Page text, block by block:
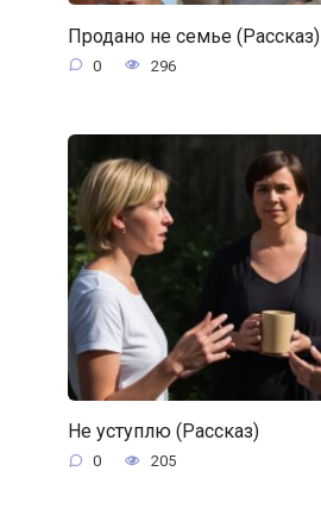
Продано не семье (Рассказ)
0 296
Не уступлю (Рассказ)
0 205